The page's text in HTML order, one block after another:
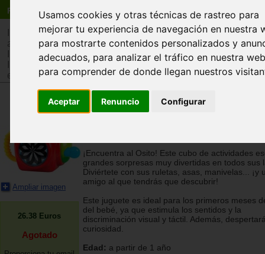
Usamos cookies y otras técnicas de rastreo para
mejorar tu experiencia de navegación en nuestra
para mostrarte contenidos personalizados y
adecuados, para analizar el tráfico en nuestra
para comprender de donde llegan nuestros
Aceptar Renuncio Configurar
Registro
>Tienda>Juguetes infantiles>Juguetes por edad>
años
>Tienda>Juguetes infantiles>Juguetes por tipo>
Tienda > Juguetes infantiles Juguetes por tipo >
estimulación intelectual y memoria
Ampliar imagen
26.38 Euros
Agotado
Taza de actividades Oso.
musical con sorpresa
¡Encuentra al Osito! Este cubo de actividades
grandes sorpresas muy divertidas en todos sus
Diviértete con sus ruletas, asas, manivelas... ¡y
amigo al que tendrás que descubrir!
Este juguete es ideal para los primeros meses
del bebé, ya que estimula los sentidos y la
discriminación visual y táctil. Además,
curiosidad.
Edad: a partir de 1 año